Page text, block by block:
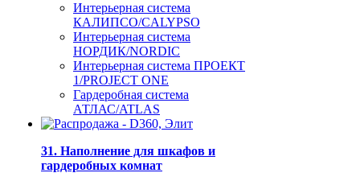
Интерьерная система
КАЛИПСО/CALYPSO
Интерьерная система
НОРДИК/NORDIC
Интерьерная система ПРОЕКТ
1/PROJECT ONE
Гардеробная система
АТЛАС/ATLAS
31. Наполнение для шкафов и
гардеробных комнат